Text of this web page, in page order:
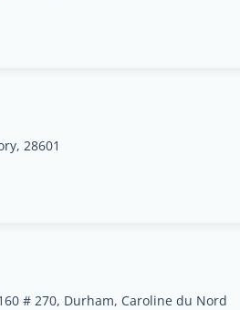
28601
# 270, Durham, Caroline du Nord